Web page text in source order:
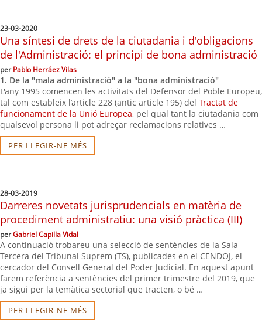
23-03-2020
Una síntesi de drets de la ciutadania i d'obligacions
de l'Administració: el principi de bona administració
perPablo Herráez Vilas
1. De la "mala administració" a la "bona administració"
L'any 1995 comencen les activitats del Defensor del Poble Europeu,
tal com estableix l’article 228 (antic article 195) del Tractat de
funcionament de la Unió Europea, pel qual tant la ciutadania com
qualsevol persona li pot adreçar reclamacions relatives …
PER LLEGIR-NE MÉS
28-03-2019
Darreres novetats jurisprudencials en matèria de
procediment administratiu: una visió pràctica (III)
perGabriel Capilla Vidal
A continuació trobareu una selecció de sentències de la Sala
Tercera del Tribunal Suprem (TS), publicades en el CENDOJ, el
cercador del Consell General del Poder Judicial. En aquest apunt
farem referència a sentències del primer trimestre del 2019, que
ja sigui per la temàtica sectorial que tracten, o bé …
PER LLEGIR-NE MÉS